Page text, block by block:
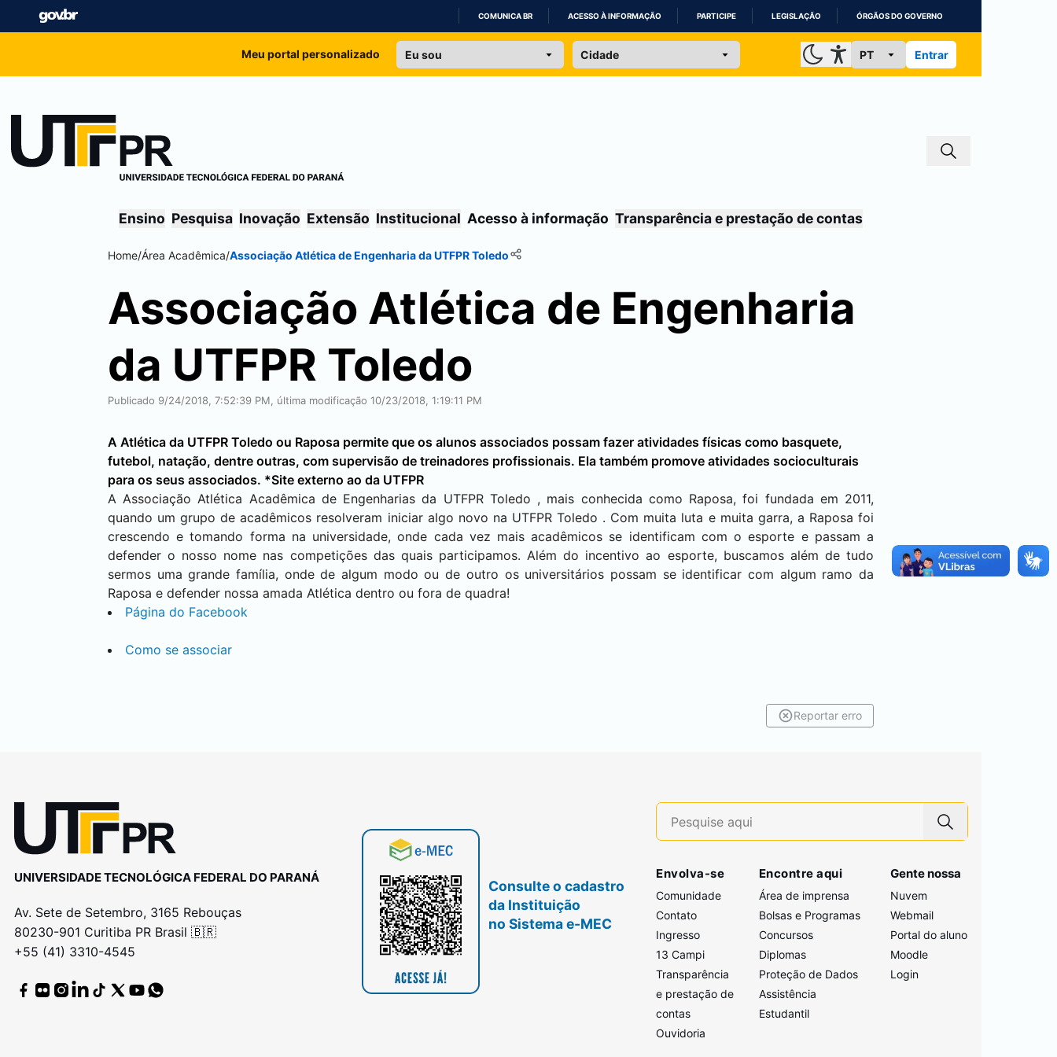
IR
COMUNICA BR ACESSO À INFORMAÇÃO PARTICIPE LEGISLAÇÃO ÓRGÃOS DO GOVERNO
Meu portal personalizado Entrar
Ensino Pesquisa Inovação Extensão Institucional Acesso à informação Transparência e prestação de contas
Home/Área Acadêmica/Associação Atlética de Engenharia da UTFPRToledo
Associação Atlética de Engenharia
da UTFPR Toledo
Publicado 9/24/2018, 7:52:39 PM, última modificação 10/23/2018, 1:19:11 PM
A Atlética da UTFPR Toledo ou Raposa permite que os alunos associados possam fazer atividades físicas como basquete,
futebol, natação, dentre outras, com supervisão de treinadores profissionais. Ela também promove atividades socioculturais
para os seus associados. *Site externo ao da UTFPR
A Associação Atlética Acadêmica de Engenharias da UTFPR Toledo , mais conhecida como Raposa, foi fundada em 2011,
quando um grupo de acadêmicos resolveram iniciar algo novo na UTFPRToledo . Com muita luta e muita garra, a Raposa foi
crescendo e tomando forma na universidade, onde cada vez mais acadêmicos se identificam com o esporte e passam a
defender o nosso nome nas competições das quais participamos. Além do incentivo ao esporte, buscamos além de tudo
sermos uma grande família, onde de algum modo ou de outro os universitários possam se identificar com algum ramo da
Raposa e defender nossa amada Atlética dentro ou fora de quadra!
Página do Facebook
Como se associar
Reportar erro
UNIVERSIDADE TECNOLÓGICA FEDERAL DO PARANÁ
Av. Sete de Setembro, 3165 Rebouças
80230-901 Curitiba PR Brasil 🇧🇷
+55 (41) 3310-4545
Consulte o cadastro
da Instituição
no Sistema e-MEC
Envolva-se
Comunidade
Contato
Ingresso
13 Campi
Transparência
e prestação de
contas
Ouvidoria
Encontre aqui
Área de imprensa
Bolsas e Programas
Concursos
Diplomas
Proteção de Dados
Assistência
Estudantil
Gente nossa
Nuvem
Webmail
Portal do aluno
Moodle
Login